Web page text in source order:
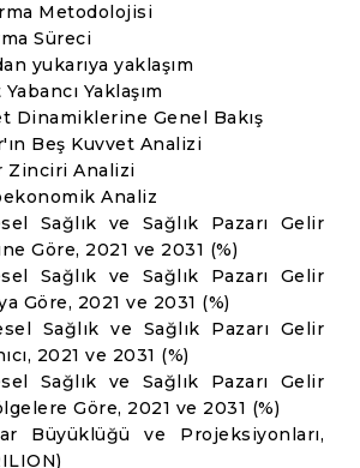
Metodolojisi
Süreci
yukarıya yaklaşım
Yaklaşım
Dinamiklerine Genel Bakış
Beş Kuvvet Analizi
Zinciri Analizi
Analiz
Sağlık ve Sağlık Pazarı Gelir
Göre, 2021 ve 2031 (%)
Sağlık ve Sağlık Pazarı Gelir
Göre, 2021 ve 2031 (%)
Sağlık ve Sağlık Pazarı Gelir
2021 ve 2031 (%)
Sağlık ve Sağlık Pazarı Gelir
Göre, 2021 ve 2031 (%)
Büyüklüğü ve Projeksiyonları,